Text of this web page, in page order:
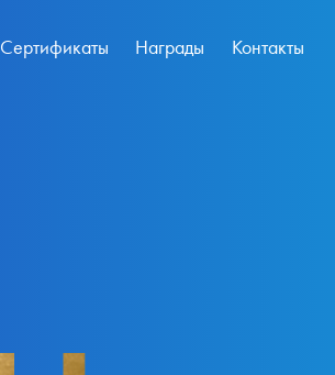
Сертификаты Награды Контакты